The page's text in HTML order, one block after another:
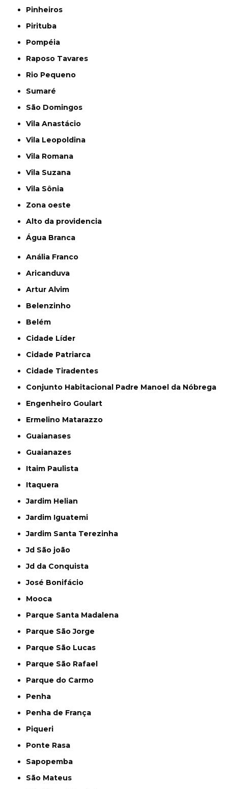
Pinheiros
Pirituba
Pompéia
Raposo Tavares
Rio Pequeno
Sumaré
São Domingos
Vila Anastácio
Vila Leopoldina
Vila Romana
Vila Suzana
Vila Sônia
Zona oeste
alto da providencia
Água Branca
Anália Franco
Aricanduva
Artur Alvim
Belenzinho
Belém
Cidade Líder
Cidade Patriarca
Cidade Tiradentes
Conjunto Habitacional Padre Manoel da Nóbrega
Engenheiro Goulart
Ermelino Matarazzo
Guaianases
Guaianazes
Itaim Paulista
Itaquera
Jardim Helian
Jardim Iguatemi
Jardim Santa Terezinha
Jd São joão
Jd da Conquista
José Bonifácio
Mooca
Parque Santa Madalena
Parque São Jorge
Parque São Lucas
Parque São Rafael
Parque do Carmo
Penha
Penha de França
Piqueri
Ponte Rasa
Sapopemba
São Mateus